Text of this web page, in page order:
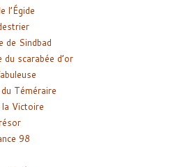
l’Égide
de Sindbad
du scarabée d’or
Téméraire
la Victoire
98